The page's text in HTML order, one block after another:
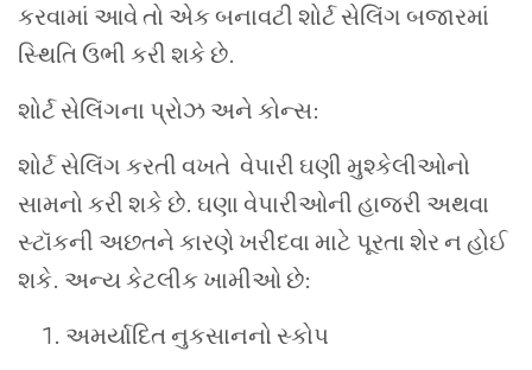
કરવામાં આવે તો એક બનાવટી શોર્ટ સેલિંગ બજારમાં
સ્થિતિ ઉભી કરી શકે છે.
શોર્ટ સેલિંગના પ્રોઝ અને કોન્સ:
શોર્ટ સેલિંગ કરતી વખતે વેપારી ઘણી મુશ્કેલીઓનો
સામનો કરી શકે છે. ઘણા વેપારીઓની હાજરી અથવા
સ્ટૉકની અછતને કારણે ખરીદવા માટે પૂરતા શેર ન હોઈ
શકે. અન્ય કેટલીક ખામીઓ છે:
અમર્યાદિત નુકસાનનો સ્કોપ